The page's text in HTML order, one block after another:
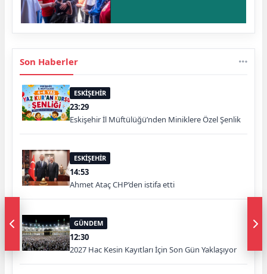
Son Haberler
ESKİŞEHİR
23:29
Eskişehir İl Müftülüğü’nden Miniklere Özel Şenlik
ESKİŞEHİR
14:53
Ahmet Ataç CHP’den istifa etti
GÜNDEM
12:30
2027 Hac Kesin Kayıtları İçin Son Gün Yaklaşıyor